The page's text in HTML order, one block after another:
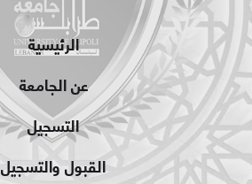
الرئيسية
عن الجامعة
التسجيل
القبول والتسجيل